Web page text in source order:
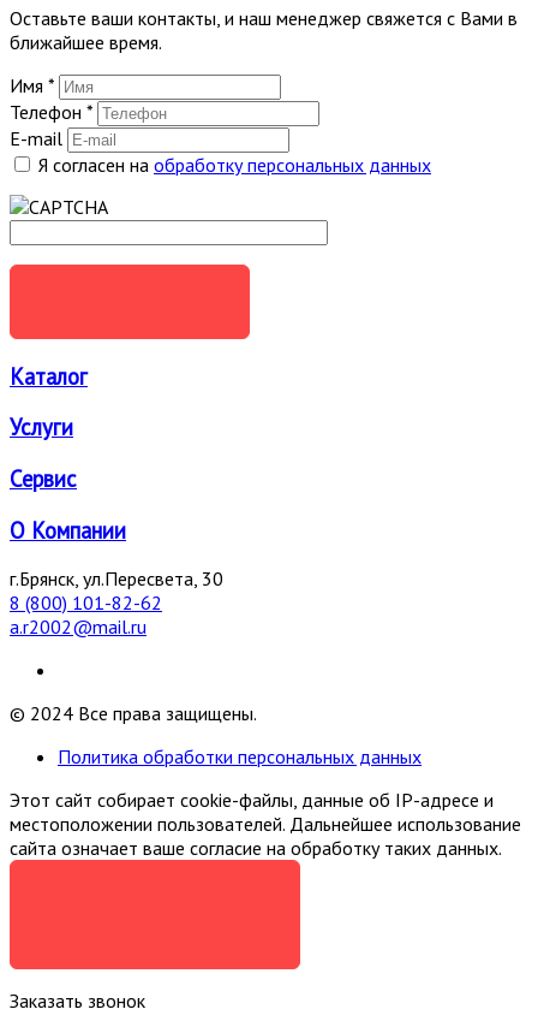
Оставьте ваши контакты, и наш менеджер свяжется с Вами в
ближайшее время.
Имя *
Телефон *
E-mail
Я согласен на обработку персональных данных
Каталог
Услуги
Сервис
О Компании
г.Брянск, ул.Пересвета, 30
8 (800) 101-82-62
a.r2002@mail.ru
© 2024 Все права защищены.
Политика обработки персональных данных
Этот сайт собирает cookie-файлы, данные об IP-адресе и
местоположении пользователей. Дальнейшее использование
сайта означает ваше согласие на обработку таких данных.
Заказать звонок